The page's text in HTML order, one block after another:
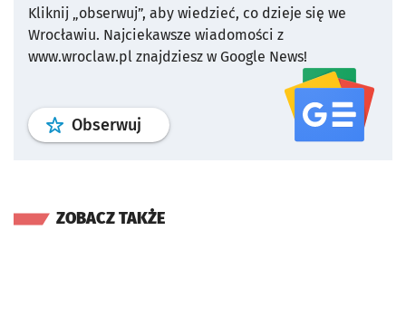
Kliknij „obserwuj”, aby wiedzieć, co dzieje się we
Wrocławiu. Najciekawsze wiadomości z
www.wroclaw.pl znajdziesz w Google News!
Obserwuj profil serwisu
ZOBACZ TAKŻE